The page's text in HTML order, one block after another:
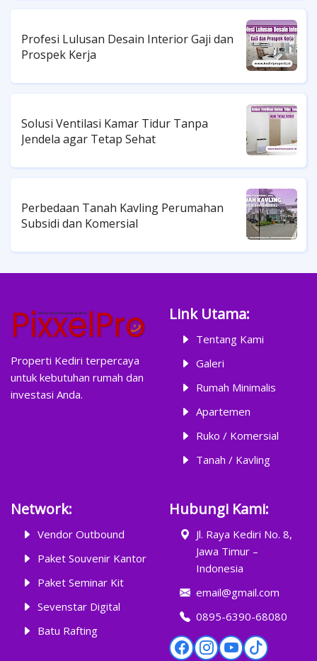
Profesi Lulusan Desain Interior Gaji dan
Prospek Kerja
Solusi Ventilasi Kamar Tidur Tanpa
Jendela agar Tetap Sehat
Perbedaan Tanah Kavling Perumahan
Subsidi dan Komersial
Properti Kediri terpercaya
untuk kebutuhan rumah dan
investasi Anda.
Link Utama:
Tentang Kami
Galeri
Rumah Minimalis
Apartemen
Ruko / Komersial
Tanah / Kavling
Network:
Vendor Outbound
Paket Souvenir Kantor
Paket Seminar Kit
Sevenstar Digital
Batu Rafting
Hubungi Kami:
Jl. Raya Kediri No. 8,
Jawa Timur –
Indonesia
email@gmail.com
0895-6390-68080